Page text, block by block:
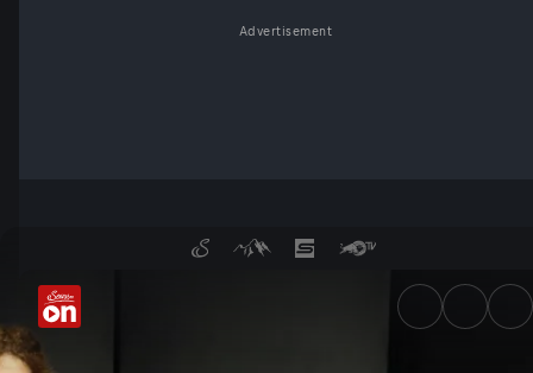
Advertisement
Bühnenzauber - ServusTV On